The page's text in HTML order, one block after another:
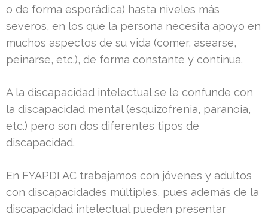
o de forma esporádica) hasta niveles más
severos, en los que la persona necesita apoyo en
muchos aspectos de su vida (comer, asearse,
peinarse, etc.), de forma constante y continua.
A la discapacidad intelectual se le confunde con
la discapacidad mental (esquizofrenia, paranoia,
etc.) pero son dos diferentes tipos de
discapacidad.
En FYAPDI AC trabajamos con jóvenes y adultos
con discapacidades múltiples, pues además de la
discapacidad intelectual pueden presentar